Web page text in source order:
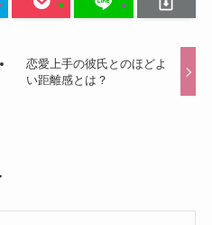
恋愛上手の彼氏とのほどよ
い距離感とは？